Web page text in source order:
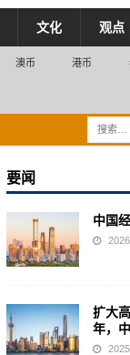
文化 观点
澳币 港币
要闻
中国
扩大
年，